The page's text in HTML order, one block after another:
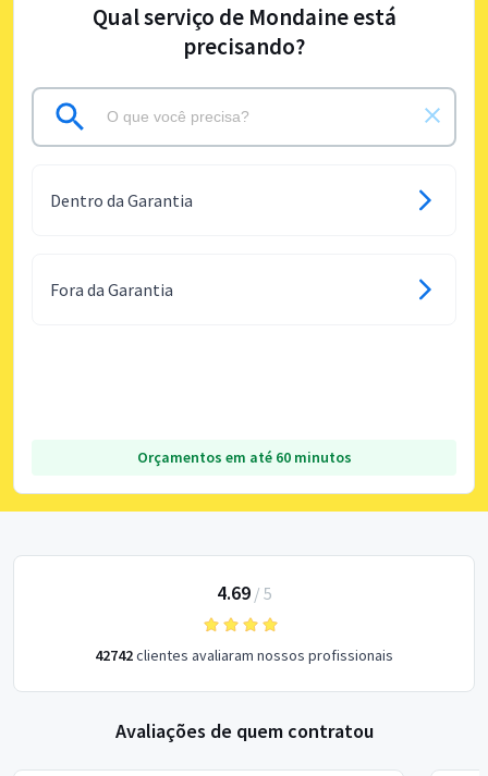
Qual serviço de Mondaine está
precisando?
Dentro da Garantia
Fora da Garantia
Orçamentos em até 60 minutos
4.69/ 5
42742clientes avaliaram nossos profissionais
Avaliações de quem contratou